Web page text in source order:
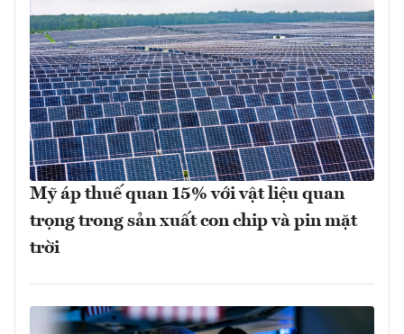
Mỹ áp thuế quan 15% với vật liệu quan
trọng trong sản xuất con chip và pin mặt
trời